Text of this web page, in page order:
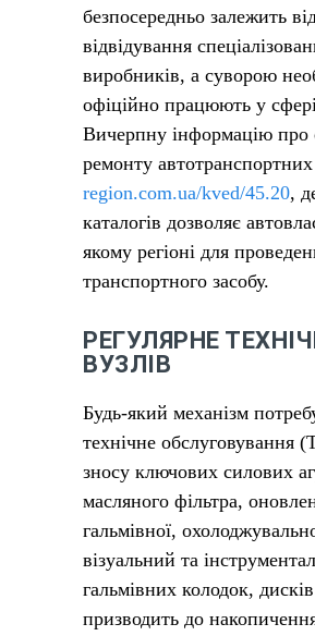
безпосередньо залежить
відвідування
виробників, а суворою
офіційно працюють у
Вичерпну інформацію про
ремонту автотранспортних
region.com.ua/kved/45.20,
каталогів дозволяє
якому регіоні для
транспортного засобу.
РЕГУЛЯРНЕ
ВУЗЛІВ
Будь-який механізм
технічне обслуговування
зносу ключових силових
масляного фільтра,
гальмівної,
візуальний та
гальмівних колодок,
призводить до